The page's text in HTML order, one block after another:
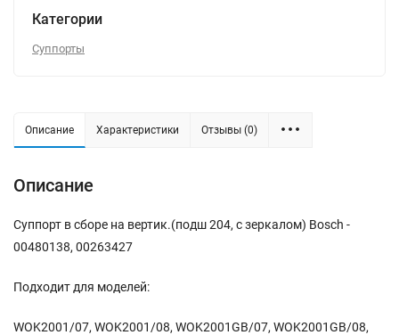
Категории
Суппорты
Описание Характеристики Отзывы (0)
Описание
Суппорт в сборе на вертик.(подш 204, с зеркалом) Bosch -
00480138, 00263427
Подходит для моделей:
WOK2001/07, WOK2001/08, WOK2001GB/07, WOK2001GB/08,